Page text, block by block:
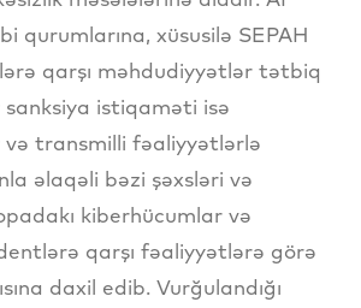
qurumlarına, xüsusilə SEPAH
qarşı məhdudiyyətlər tətbiq
istiqaməti isə
və transmilli fəaliyyətlərlə
əlaqəli bəzi şəxsləri və
kiberhücumlar və
qarşı fəaliyyətlərə görə
daxil edib. Vurğulandığı